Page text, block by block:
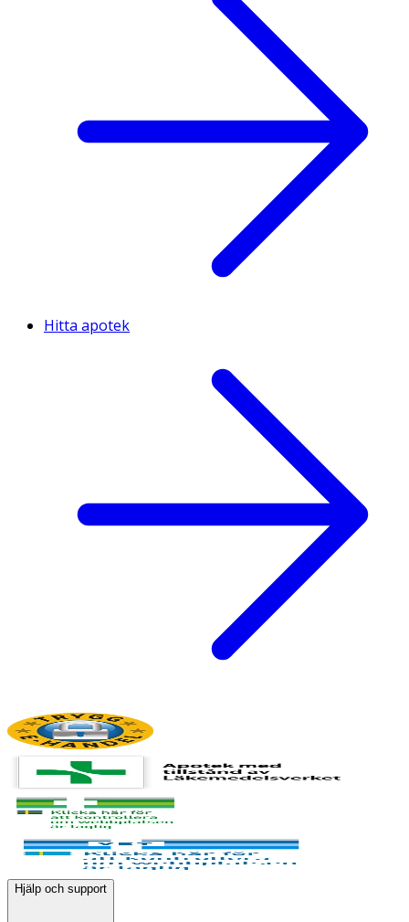
Hitta apotek
Hjälp och support